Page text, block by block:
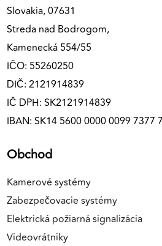
Slovakia, 07631
Streda nad Bodrogom,
Kamenecká 554/55
IČO: 55260250
DIČ: 2121914839
IČ DPH: SK2121914839
IBAN: SK14 5600 0000 0099 7377
Obchod
Kamerové systémy
Zabezpečovacie systémy
Elektrická požiarná signalizácia
Videovrátniky